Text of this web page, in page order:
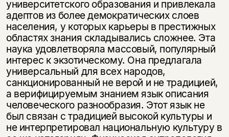
университетского образования и привлекала
адептов из более демократических слоев
населения, у которых карьеры в престижных
областях знания складывались сложнее. Эта
наука удовлетворяла массовый, популярный
интерес к экзотическому. Она предлагала
универсальный для всех народов,
санкционированный не верой и не традицией,
а верифицируе­мым знанием язык описания
человеческого разнообразия. Этот язык не
был связан с традицией высокой культуры и
не интерпретировал национальную культуру в